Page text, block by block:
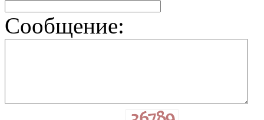
Сообщение: